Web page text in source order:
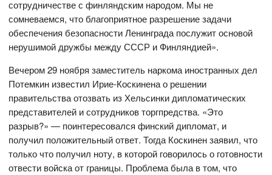
сотрудничестве с финляндским народом. Мы не
сомневаемся, что благоприятное разрешение задачи
обеспечения безопасности Ленинграда послужит основой
нерушимой дружбы между СССР и Финляндией».
Вечером 29 ноября заместитель наркома иностранных дел
Потемкин известил Ирие-Коскинена о решении
правительства отозвать из Хельсинки дипломатических
представителей и сотрудников торгпредства. «Это
разрыв?» — поинтересовался финский дипломат, и
получил положительный ответ. Тогда Коскинен заявил, что
только что получил ноту, в которой говорилось о готовности
отвести войска от границы. Проблема была в том, что